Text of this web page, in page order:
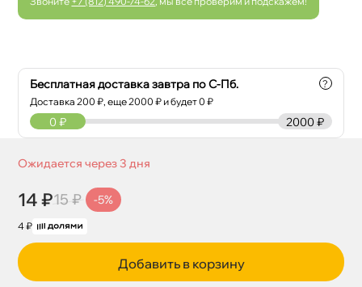
Бесплатная доставка завтра по С-Пб.
Доставка200 ₽, еще2000 ₽ и будет 0 ₽
?
2000 ₽
0 ₽
Ожидается через 3 дня
14 ₽15 ₽ -5%
4 ₽
Добавить в корзину